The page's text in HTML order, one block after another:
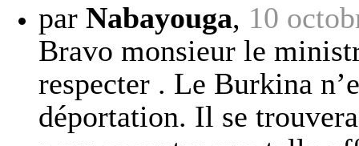
par Nabayouga, 10
Bravo monsieur le
respecter . Le Burkina
déportation. Il se